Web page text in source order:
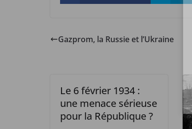
Gazprom, la Russie et l’Ukraine
Le 6 février 1934 :
une menace sérieuse
pour la République ?